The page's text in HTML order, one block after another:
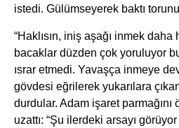
istedi. Gülümseyerek baktı
“Haklısın, iniş aşağı inmek daha
bacaklar düzden çok yoruluyor
ısrar etmedi. Yavaşça inmeye
gövdesi eğrilerek yukarılara
durdular. Adam işaret
uzattı: “Şu ilerdeki arsayı